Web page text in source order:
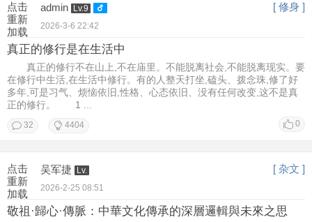
点击
重新
加载
admin Lv.9 [ 修身 ]
2026-3-6 22:42
真正的修行是在生活中
真正的修行不在山上,不在庙里。不能脱离社会,不能脱离现实。要
在修行中生活,在生活中修行。有的人整天打坐,磕头、拨念珠,修了好
多年,可是习气、烦恼依旧,性格、心态依旧、没有任何改变,这不是真
正的修行。 1 ...
0
32 4404
点击
重新
加载
吴军捷 Lv. [ 杂文 ]
2026-2-25 08:51
敬祖·歸心·傳脈：中華文化傳承的深層邏輯與未來之思